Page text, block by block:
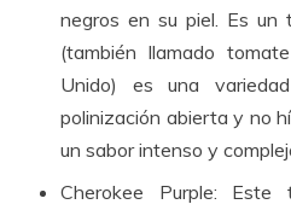
negros en su piel. Es un
(también llamado
Unido) es una
polinización abierta y no
un sabor intenso y
Cherokee Purple: